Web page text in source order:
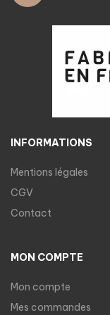
INFORMATIONS
Mentions légales
CGV
Contact
MON COMPTE
Mon compte
Mes commandes